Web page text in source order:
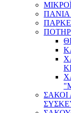
ΠΑΝΙΑ
ΣΑΚΟΙ